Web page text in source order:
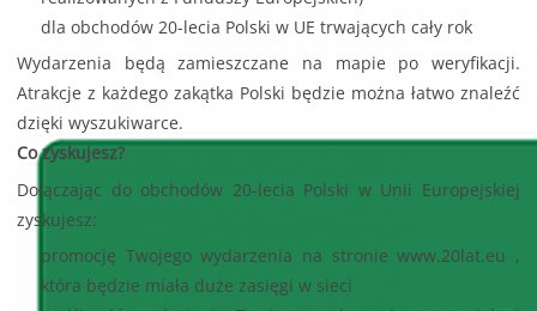
dla obchodów 20-lecia Polski w UE trwających cały rok
Wydarzenia będą zamieszczane na mapie po weryfikacji.
Atrakcje z każdego zakątka Polski będzie można łatwo znaleźć
dzięki wyszukiwarce.
Co zyskujesz?
Dołączając do obchodów 20-lecia Polski w Unii Europejskiej
zyskujesz:
promocję Twojego wydarzenia na stronie www.20lat.eu ,
która będzie miała duże zasięgi w sieci